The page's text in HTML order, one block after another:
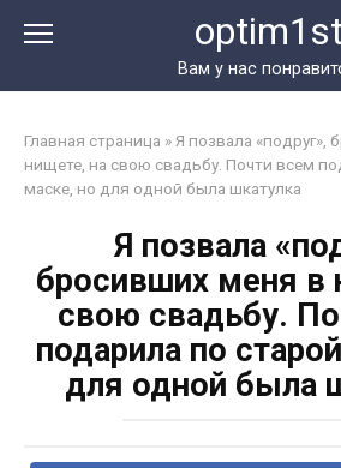
optim1st
Вам у нас
Главная страница » Я позвала «подруг»,
нищете, на свою свадьбу. Почти всем
маске, но для одной была шкатулка
Я позвала
бросивших меня в
свою свадьбу.
подарила по
для одной была